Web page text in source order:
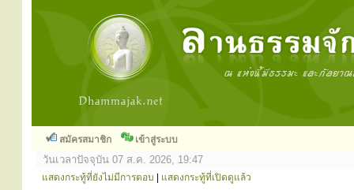
สมัครสมาชิก เข้าสู่ระบบ
วันเวลาปัจจุบัน 07 ส.ค. 2026, 19:47
แสดงกระทู้ที่ยังไม่มีการตอบ แสดงกระทู้ที่เปิดดูแล้ว